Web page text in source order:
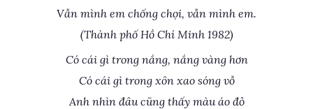
Vẫn mình em chống chọi, vẫn mình em.
(Thành phố Hồ Chí Minh 1982)
Có cái gì trong nắng, nắng vàng hơn
Có cái gì trong xôn xao sóng vỗ
Anh nhìn đâu cũng thấy màu áo đỏ